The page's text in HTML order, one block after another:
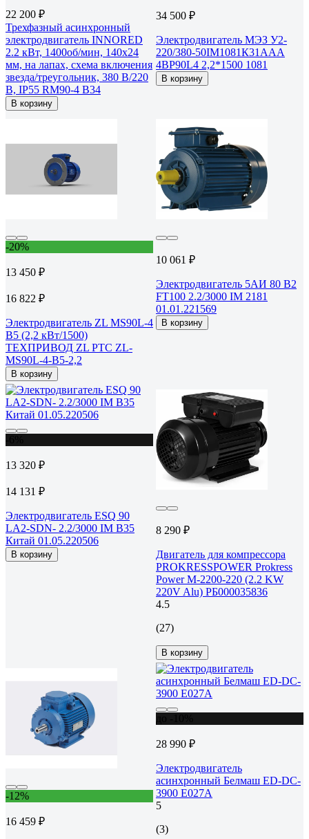
22 200 ₽
Трехфазный асинхронный
электродвигатель INNORED
2.2 кВт, 1400об/мин, 140х24
мм, на лапах, схема включения
звезда/треугольник, 380 В/220
В, IP55 RM90-4 B34
В корзину
34 500 ₽
Электродвигатель МЭЗ У2-
220/380-50IM1081К31ААА
4ВР90L4 2,2*1500 1081
В корзину
-20%
13 450 ₽
16 822 ₽
Электродвигатель ZL MS90L-4
B5 (2,2 кВт/1500)
ТЕХПРИВОД ZL РТС ZL-
MS90L-4-B5-2,2
В корзину
10 061 ₽
Электродвигатель 5АИ 80 В2
FT100 2.2/3000 IM 2181
01.01.221569
В корзину
13 320 ₽
14 131 ₽
Электродвигатель ESQ 90
LA2-SDN- 2.2/3000 IM B35
Китай 01.05.220506
В корзину
8 290 ₽
Двигатель для компрессора
PROKRESSPOWER Prokress
Power M-2200-220 (2.2 KW
220V Alu) РБ000035836
4.5
(27)
В корзину
-12%
16 459 ₽
28 990 ₽
Электродвигатель
асинхронный Белмаш ED-DC-
3900 E027A
5
(3)